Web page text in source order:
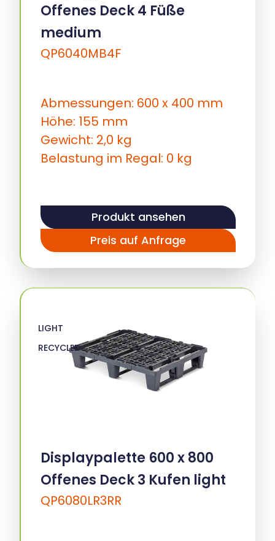
Offenes Deck 4 Füße
medium
QP6040MB4F
Abmessungen: 600 x 400 mm
Höhe: 155 mm
Gewicht: 2,0 kg
Belastung im Regal: 0 kg
Produkt ansehen
Preis auf Anfrage
LIGHT
RECYCLED
Displaypalette 600 x 800
Offenes Deck 3 Kufen light
QP6080LR3RR